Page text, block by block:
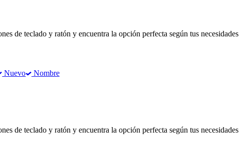
de teclado y ratón y encuentra la opción perfecta según tus necesidades
Nuevo
Nombre
de teclado y ratón y encuentra la opción perfecta según tus necesidades